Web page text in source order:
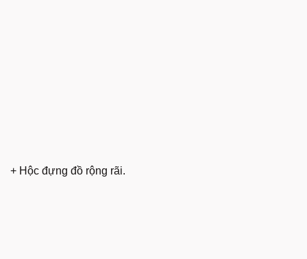
+ Hộc đựng đồ rộng rãi.